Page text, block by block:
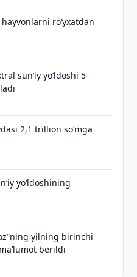
ro‘yxatdan
sun’iy yo‘ldoshi 5-
2,1 trillion so‘mga
yo‘ldoshining
yilning birinchi
berildi